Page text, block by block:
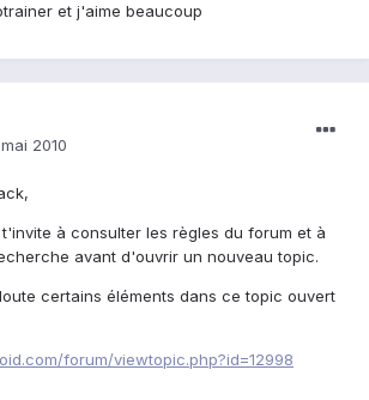
et j'aime beaucoup
2010
à consulter les règles du forum et à
avant d'ouvrir un nouveau topic.
certains éléments dans ce topic ouvert
forum/viewtopic.php?id=12998